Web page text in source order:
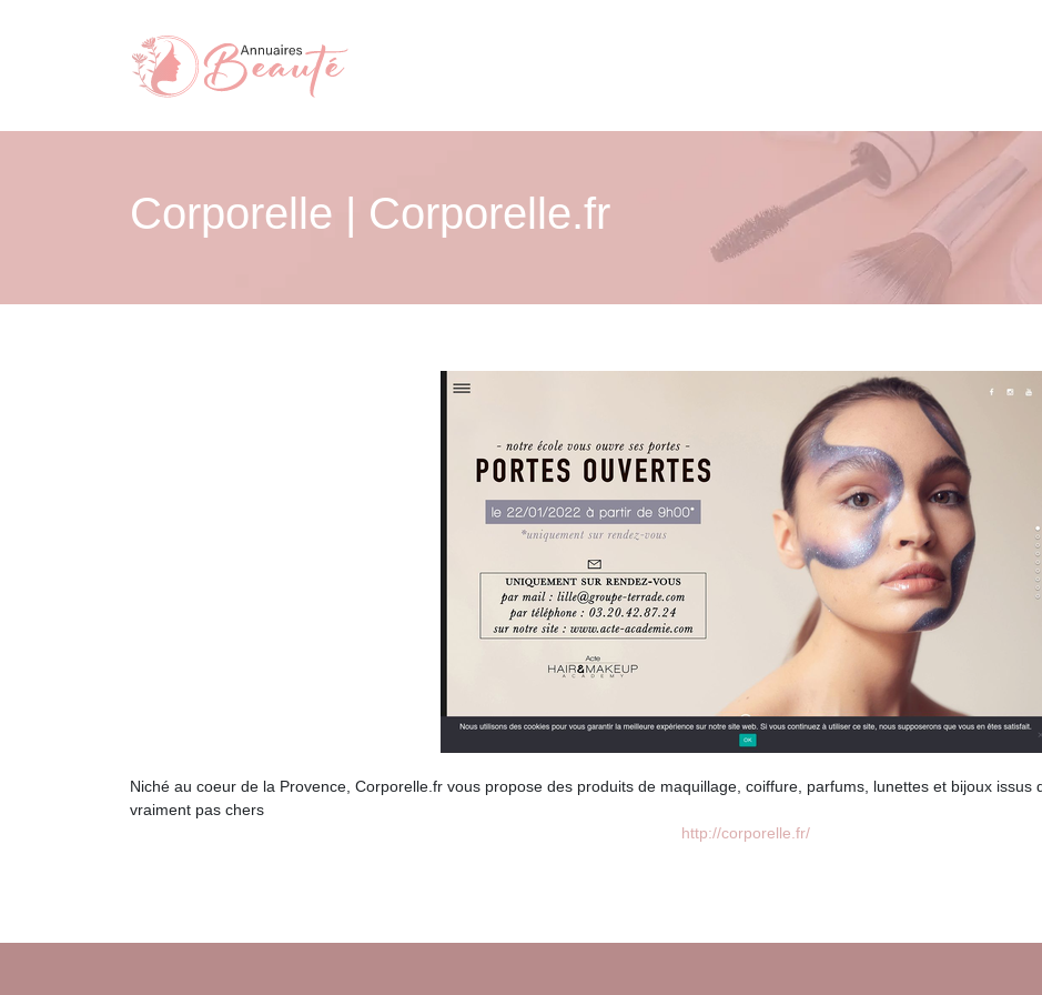
Corporelle | Corporelle.fr
Niché au coeur de la Provence, Corporelle.fr vous propose des produits de maquillage, coiffure, parfums, lunettes et bijoux
vraiment pas chers
http://corporelle.fr/